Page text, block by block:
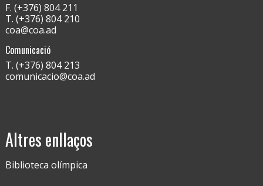
F. (+376) 804 211
T. (+376) 804 210
coa@coa.ad
Comunicació
T. (+376) 804 213
comunicacio@coa.ad
Altres enllaços
Biblioteca olímpica